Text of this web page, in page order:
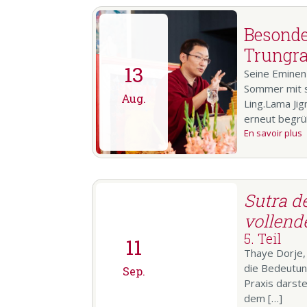
13
Aug.
Seine
Sommer mit
Ling.Lama
erneut
En savoir plus
11
Sep.
Sutra
5. Teil
Thaye
die
Praxis
dem […]